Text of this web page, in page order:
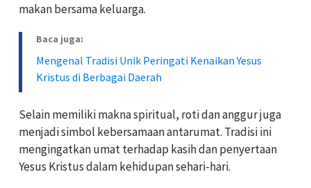
makan bersama keluarga.
Baca juga:
Mengenal Tradisi Unik Peringati Kenaikan Yesus
Kristus di Berbagai Daerah
Selain memiliki makna spiritual, roti dan anggur juga
menjadi simbol kebersamaan antarumat. Tradisi ini
mengingatkan umat terhadap kasih dan penyertaan
Yesus Kristus dalam kehidupan sehari-hari.